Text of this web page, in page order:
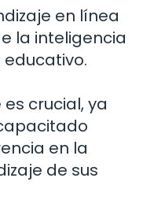
en línea
la inteligencia
crucial, ya
en la
de sus